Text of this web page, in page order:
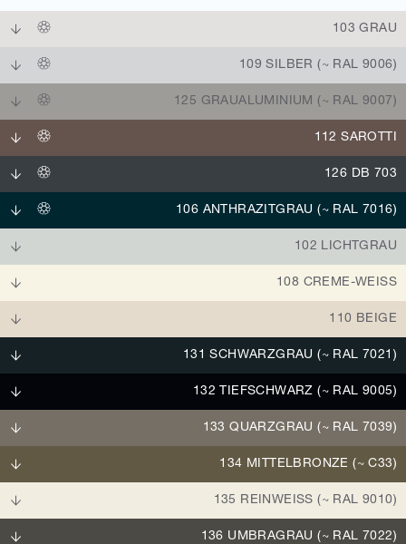
103 GRAU
109 SILBER (~ RAL 9006)
125 GRAUALUMINIUM (~ RAL 9007)
112 SAROTTI
126 DB 703
106 ANTHRAZITGRAU (~ RAL 7016)
102 LICHTGRAU
108 CREME-WEISS
110 BEIGE
131 SCHWARZGRAU (~ RAL 7021)
132 TIEFSCHWARZ (~ RAL 9005)
133 QUARZGRAU (~ RAL 7039)
134 MITTELBRONZE (~ C33)
135 REINWEISS (~ RAL 9010)
136 UMBRAGRAU (~ RAL 7022)